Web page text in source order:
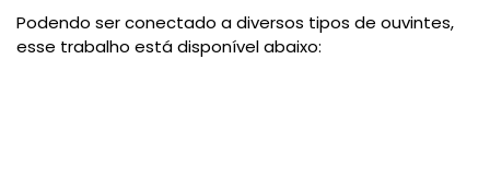
Podendo ser conectado a diversos tipos de ouvintes,
esse trabalho está disponível abaixo: